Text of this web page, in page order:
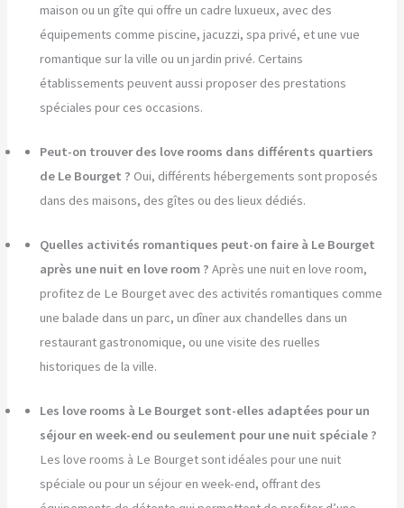
maison ou un gîte qui offre un cadre luxueux, avec des
équipements comme piscine, jacuzzi, spa privé, et une vue
romantique sur la ville ou un jardin privé. Certains
établissements peuvent aussi proposer des prestations
spéciales pour ces occasions.
Peut-on trouver des love rooms dans différents quartiers
de Le Bourget ? Oui, différents hébergements sont proposés
dans des maisons, des gîtes ou des lieux dédiés.
Quelles activités romantiques peut-on faire à Le Bourget
après une nuit en love room ? Après une nuit en love room,
profitez de Le Bourget avec des activités romantiques comme
une balade dans un parc, un dîner aux chandelles dans un
restaurant gastronomique, ou une visite des ruelles
historiques de la ville.
Les love rooms à Le Bourget sont-elles adaptées pour un
séjour en week-end ou seulement pour une nuit spéciale ?
Les love rooms à Le Bourget sont idéales pour une nuit
spéciale ou pour un séjour en week-end, offrant des